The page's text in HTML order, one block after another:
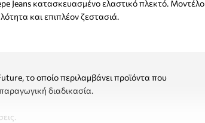
Jeans κατασκευασμένο ελαστικό πλεκτό. Μοντέλο
και επιπλέον ζεστασιά.
το οποίο περιλαμβάνει προϊόντα που
διαδικασία.